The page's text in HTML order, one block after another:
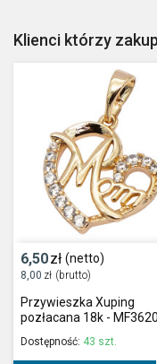
Klienci którzy
6,50zł (netto)
8,00 zł (brutto)
Przywieszka Xuping
pozłacana 18k -
Dostępność: 43 szt.